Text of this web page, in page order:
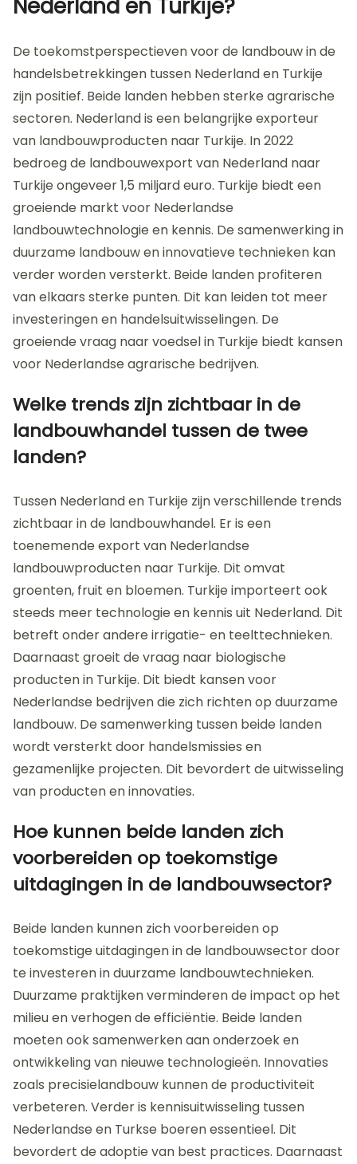
Nederland en Turkije?
De toekomstperspectieven voor de landbouw in de
handelsbetrekkingen tussen Nederland en Turkije
zijn positief. Beide landen hebben sterke agrarische
sectoren. Nederland is een belangrijke exporteur
van landbouwproducten naar Turkije. In 2022
bedroeg de landbouwexport van Nederland naar
Turkije ongeveer 1,5 miljard euro. Turkije biedt een
groeiende markt voor Nederlandse
landbouwtechnologie en kennis. De samenwerking in
duurzame landbouw en innovatieve technieken kan
verder worden versterkt. Beide landen profiteren
van elkaars sterke punten. Dit kan leiden tot meer
investeringen en handelsuitwisselingen. De
groeiende vraag naar voedsel in Turkije biedt kansen
voor Nederlandse agrarische bedrijven.
Welke trends zijn zichtbaar in de
landbouwhandel tussen de twee
landen?
Tussen Nederland en Turkije zijn verschillende trends
zichtbaar in de landbouwhandel. Er is een
toenemende export van Nederlandse
landbouwproducten naar Turkije. Dit omvat
groenten, fruit en bloemen. Turkije importeert ook
steeds meer technologie en kennis uit Nederland. Dit
betreft onder andere irrigatie- en teelttechnieken.
Daarnaast groeit de vraag naar biologische
producten in Turkije. Dit biedt kansen voor
Nederlandse bedrijven die zich richten op duurzame
landbouw. De samenwerking tussen beide landen
wordt versterkt door handelsmissies en
gezamenlijke projecten. Dit bevordert de uitwisseling
van producten en innovaties.
Hoe kunnen beide landen zich
voorbereiden op toekomstige
uitdagingen in de landbouwsector?
Beide landen kunnen zich voorbereiden op
toekomstige uitdagingen in de landbouwsector door
te investeren in duurzame landbouwtechnieken.
Duurzame praktijken verminderen de impact op het
milieu en verhogen de efficiëntie. Beide landen
moeten ook samenwerken aan onderzoek en
ontwikkeling van nieuwe technologieën. Innovaties
zoals precisielandbouw kunnen de productiviteit
verbeteren. Verder is kennisuitwisseling tussen
Nederlandse en Turkse boeren essentieel. Dit
bevordert de adoptie van best practices. Daarnaast